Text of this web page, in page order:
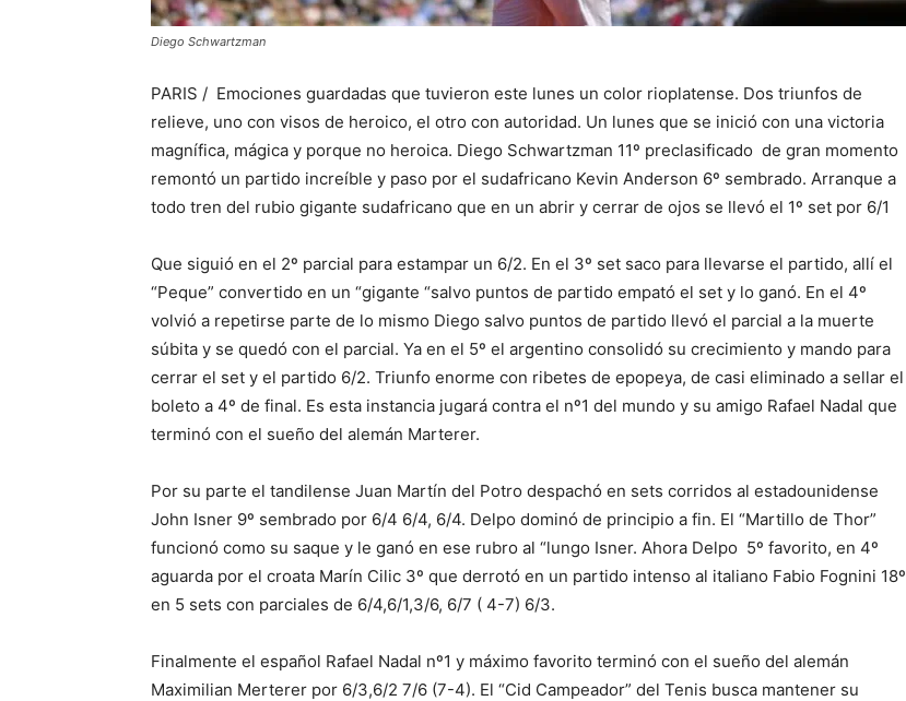
Diego Schwartzman
PARIS / Emociones guardadas que tuvieron este lunes un color rioplatense. Dos triunfos de
relieve, uno con visos de heroico, el otro con autoridad. Un lunes que se inició con una victoria
magnífica, mágica y porque no heroica. Diego Schwartzman 11º preclasificado de gran momento
remontó un partido increíble y paso por el sudafricano Kevin Anderson 6º sembrado. Arranque a
todo tren del rubio gigante sudafricano que en un abrir y cerrar de ojos se llevó el 1º set por 6/1
Que siguió en el 2º parcial para estampar un 6/2. En el 3º set saco para llevarse el partido, allí el
“Peque” convertido en un “gigante “salvo puntos de partido empató el set y lo ganó. En el 4º
volvió a repetirse parte de lo mismo Diego salvo puntos de partido llevó el parcial a la muerte
súbita y se quedó con el parcial. Ya en el 5º el argentino consolidó su crecimiento y mando para
cerrar el set y el partido 6/2. Triunfo enorme con ribetes de epopeya, de casi eliminado a sellar el
boleto a 4º de final. Es esta instancia jugará contra el nº1 del mundo y su amigo Rafael Nadal que
terminó con el sueño del alemán Marterer.
Por su parte el tandilense Juan Martín del Potro despachó en sets corridos al estadounidense
John Isner 9º sembrado por 6/4 6/4, 6/4. Delpo dominó de principio a fin. El “Martillo de Thor”
funcionó como su saque y le ganó en ese rubro al “lungo Isner. Ahora Delpo 5º favorito, en 4º
aguarda por el croata Marín Cilic 3º que derrotó en un partido intenso al italiano Fabio Fognini 18º
en 5 sets con parciales de 6/4,6/1,3/6, 6/7 ( 4-7) 6/3.
Finalmente el español Rafael Nadal nº1 y máximo favorito terminó con el sueño del alemán
Maximilian Merterer por 6/3,6/2 7/6 (7-4). El “Cid Campeador” del Tenis busca mantener su